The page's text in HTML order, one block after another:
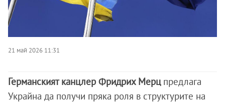
21 май 2026 11:31
Германският канцлер Фридрих Мерц предлага
Украйна да получи пряка роля в структурите на